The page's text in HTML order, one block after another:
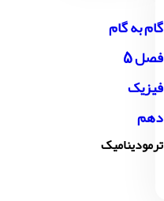
گام به گام
فصل 5
فیزیک
دهم
ترمودینامیک